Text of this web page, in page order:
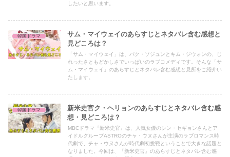
したいと思います。
韓国ドラマ
サム・マイウェイのあらすじとネタバレ含む感想と
見どころは？
「サム・マイウェイ」は、パク・ソジュンとキム・ジウォンの、じ
れったさともどかしさでいっぱいのラブコメディです。そんな「サ
ム・マイウェイ」のあらすじとネタバレ含む感想と見所をご紹介い
たします。
韓国ドラマ
新米史官ク・ヘリョンのあらすじとネタバレ含む感
想・見どころは？
MBCドラマ『新米史官』は、人気女優のシン・セギョンさんとア
イドルグループASTROのチャ・ウヌさんが主演のラブロマンス時
代劇で、チャ・ウヌさんが時代劇初挑戦ということで大きな話題と
なりました。今回は、『新米史官』のあらすじとネタバレ含む感